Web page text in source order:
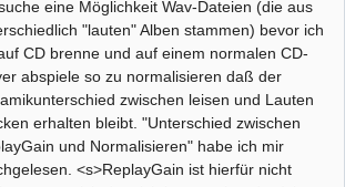
eine Möglichkeit Wav-Dateien (die aus
"lauten" Alben stammen) bevor ich
CD brenne und auf einem normalen CD-
abspiele so zu normalisieren daß der
zwischen leisen und Lauten
erhalten bleibt. "Unterschied zwischen
und Normalisieren" habe ich mir
<s>ReplayGain ist hierfür nicht